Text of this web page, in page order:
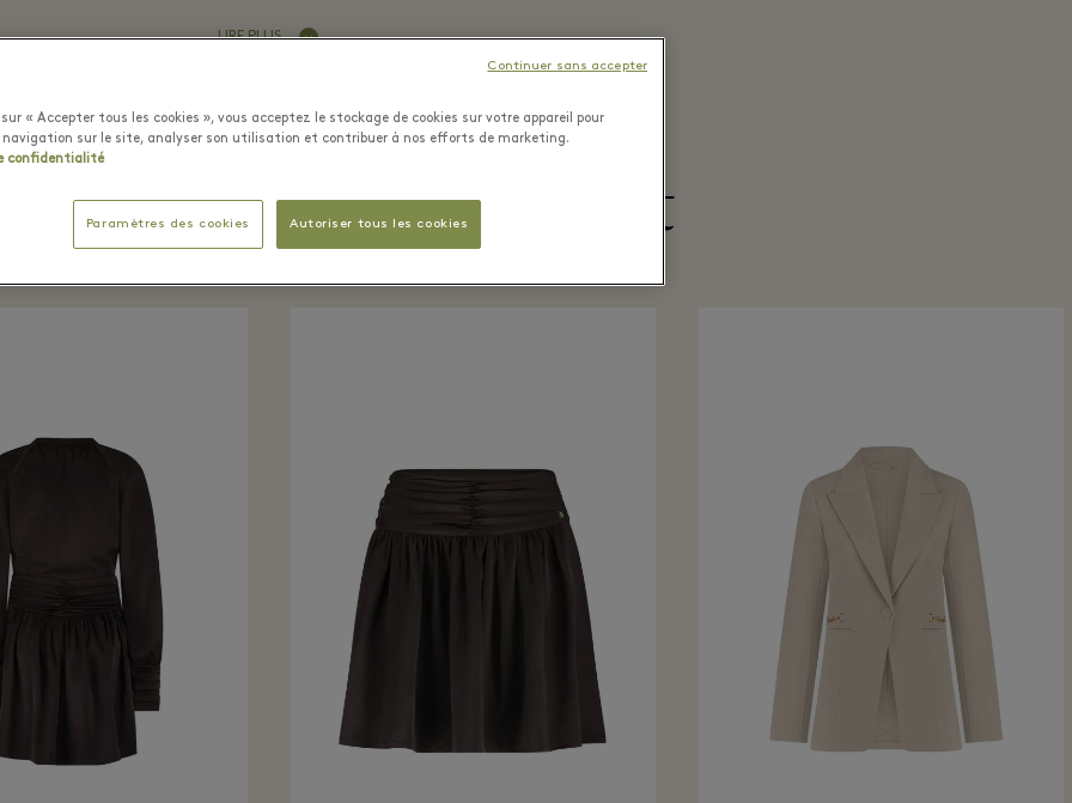
LIRE PLUS
boutique récemment
« Accepter tous les cookies », vous acceptez le stockage de cookies sur votre appareil pour
navigation sur le site, analyser son utilisation et contribuer à nos efforts de marketing.
confidentialité
Paramètres des cookies Autoriser tous les cookies
Continuer sans accepter